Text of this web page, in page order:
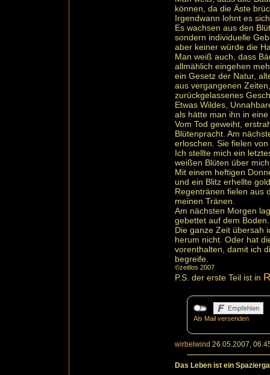
können, da die Äste
Irgendwann lohnt es
Es wachsen aus den
sondern individuelle
aber keiner würde die
Man weiß auch, dass
allmählich eingehen
ein Gesetz der Natur,
aus vergangenen
zurückgelassenes
Etwas Wildes,
als hätte man ihn in
Vom Tod geweiht,
Blütenpracht. Am
erloschen. Sie fielen
Ich stellte mich ein
weißen Blüten über
Mit einem heftigen
und ein Blitz erhellte
Regentränen fielen aus
meinen Tränen.
Am nächsten Morgen
gebettet auf dem Boden.
Die ganze Zeit übersah
herum nicht. Oder hat
vorenthalten, damit ich
begreife.
©zeitlos 2007
P.S. der erste Teil ist in
Als Mail versenden
wirbelwind 26.05.2007,
Das Leben ist ein